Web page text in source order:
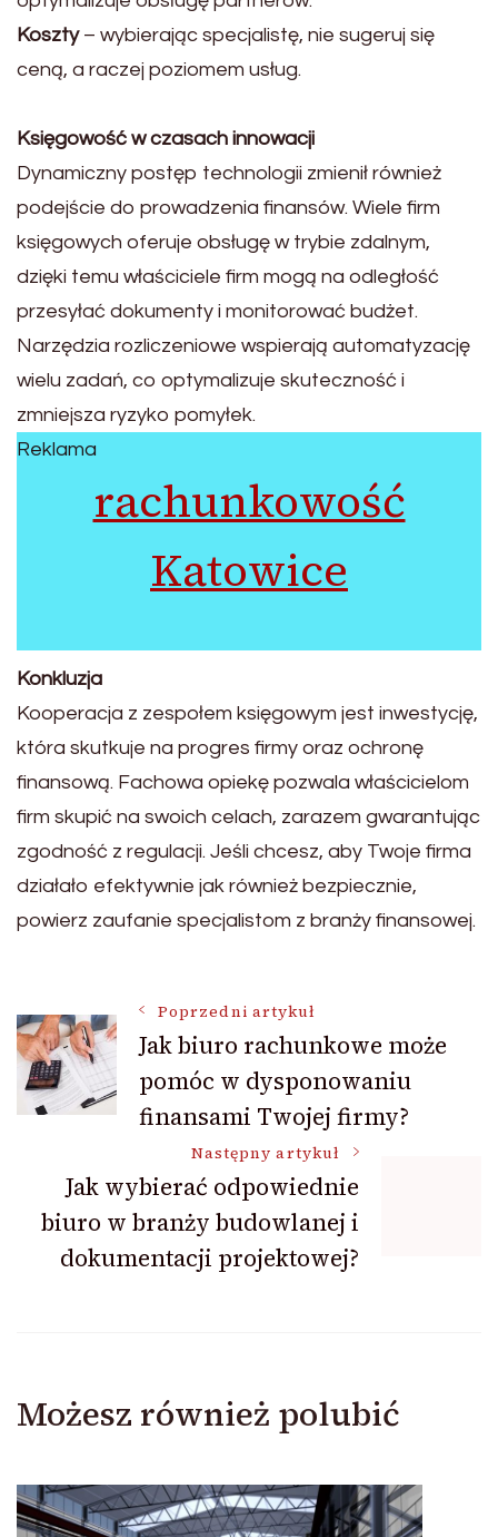
Koszty– wybierając specjalistę, nie sugeruj się
ceną, a raczej poziomem usług.
Księgowość w czasach innowacji
Dynamiczny postęp technologii zmienił również
podejście do prowadzenia finansów. Wiele firm
księgowych oferuje obsługę w trybie zdalnym,
dzięki temu właściciele firm mogą na odległość
przesyłać dokumenty i monitorować budżet.
Narzędzia rozliczeniowe wspierają automatyzację
wielu zadań, co optymalizuje skuteczność i
zmniejsza ryzyko pomyłek.
Reklama
rachunkowość
Katowice
Konkluzja
Kooperacja z zespołem księgowym jest inwestycję,
która skutkuje na progres firmy oraz ochronę
finansową. Fachowa opiekę pozwala właścicielom
firm skupić na swoich celach, zarazem gwarantując
zgodność z regulacji. Jeśli chcesz, aby Twoje firma
działało efektywnie jak również bezpiecznie,
powierz zaufanie specjalistom z branży finansowej.
Nawigacja
wpisu
Poprzedni artykuł
Jak biuro rachunkowe może
pomóc w dysponowaniu
finansami Twojej firmy?
Następny artykuł
Jak wybierać odpowiednie
biuro w branży budowlanej i
dokumentacji projektowej?
Możesz również polubić